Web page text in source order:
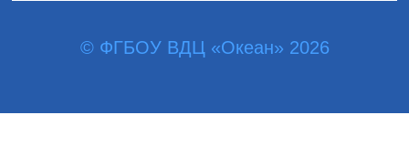
© ФГБОУ ВДЦ «Океан» 2026